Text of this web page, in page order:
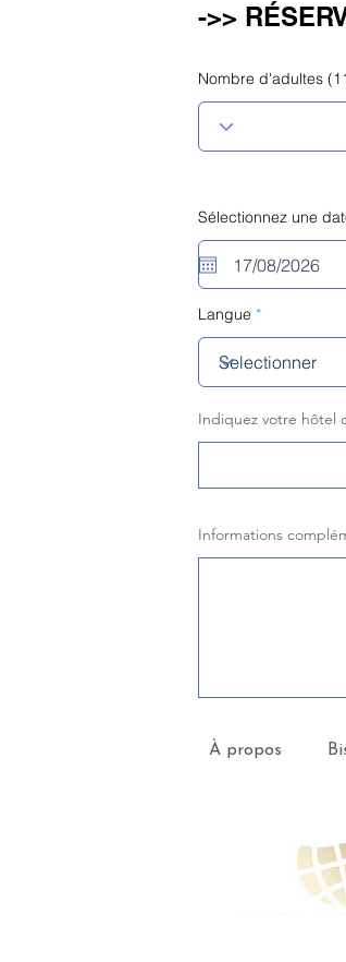
->>
Indiquez votre hôtel
Sélectionnez une
Nombre d'adultes
Langue
Informations
À propos